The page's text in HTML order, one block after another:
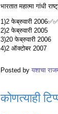
भारतात महात्मा गांधी
1)2 फेब्रुवारी 2006✅✅
2)2 फेब्रुवारी 2005
3)20 फेब्रुवारी 2006
4)2 ऑक्टोबर 2007
Posted by यशाचा
कोणत्याही